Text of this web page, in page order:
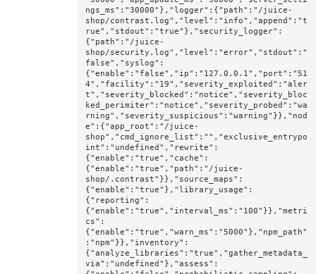
ngs_ms":"30000"},"logger":{"path":"/juice-
shop/contrast.log","level":"info","append":"t
rue","stdout":"true"},"security_logger":
{"path":"/juice-
shop/security.log","level":"error","stdout":"
false","syslog":
{"enable":"false","ip":"127.0.0.1","port":"51
4","facility":"19","severity_exploited":"aler
t","severity_blocked":"notice","severity_bloc
ked_perimiter":"notice","severity_probed":"wa
rning","severity_suspicious":"warning"}},"nod
e":{"app_root":"/juice-
shop","cmd_ignore_list":"","exclusive_entrypo
int":"undefined","rewrite":
{"enable":"true","cache":
{"enable":"true","path":"/juice-
shop/.contrast"}},"source_maps":
{"enable":"true"},"library_usage":
{"reporting":
{"enable":"true","interval_ms":"100"}},"metri
cs":
{"enable":"true","warn_ms":"5000"},"npm_path"
:"npm"}},"inventory":
{"analyze_libraries":"true","gather_metadata_
via":"undefined"},"assess":